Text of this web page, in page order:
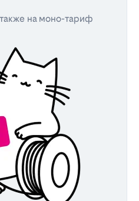
на моно-тариф